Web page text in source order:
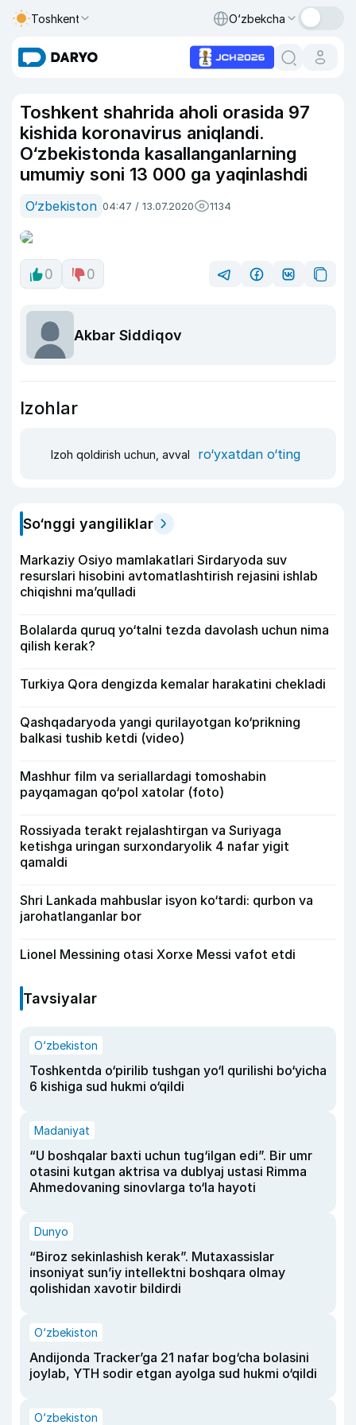
Toshkent O‘zbekcha
Toshkent shahrida aholi orasida 97
kishida koronavirus aniqlandi.
O‘zbekistonda kasallanganlarning
umumiy soni 13 000 ga yaqinlashdi
O‘zbekiston 04:47 / 13.07.2020 1134
0 0
Akbar Siddiqov
Izohlar
Izoh qoldirish uchun, avval ro‘yxatdan o‘ting
So‘nggi yangiliklar
Markaziy Osiyo mamlakatlari Sirdaryoda suv
resurslari hisobini avtomatlashtirish rejasini ishlab
chiqishni ma’qulladi
Bolalarda quruq yo‘talni tezda davolash uchun nima
qilish kerak?
Turkiya Qora dengizda kemalar harakatini chekladi
Qashqadaryoda yangi qurilayotgan ko‘prikning
balkasi tushib ketdi (video)
Mashhur film va seriallardagi tomoshabin
payqamagan qo‘pol xatolar (foto)
Rossiyada terakt rejalashtirgan va Suriyaga
ketishga uringan surxondaryolik 4 nafar yigit
qamaldi
Shri Lankada mahbuslar isyon ko‘tardi: qurbon va
jarohatlanganlar bor
Lionel Messining otasi Xorxe Messi vafot etdi
Tavsiyalar
O‘zbekiston
Toshkentda o‘pirilib tushgan yo‘l qurilishi bo‘yicha
6 kishiga sud hukmi o‘qildi
Madaniyat
“U boshqalar baxti uchun tug‘ilgan edi”. Bir umr
otasini kutgan aktrisa va dublyaj ustasi Rimma
Ahmedovaning sinovlarga to‘la hayoti
Dunyo
“Biroz sekinlashish kerak”. Mutaxassislar
insoniyat sun’iy intellektni boshqara olmay
qolishidan xavotir bildirdi
O‘zbekiston
Andijonda Tracker’ga 21 nafar bog‘cha bolasini
joylab, YTH sodir etgan ayolga sud hukmi o‘qildi
O‘zbekiston